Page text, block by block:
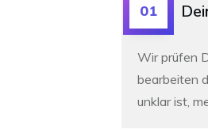
01
Wir prüfen
bearbeiten
unklar ist,